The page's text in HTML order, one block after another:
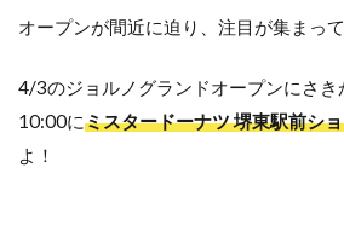
オープンが間近に迫り、注目が集まっ
4/3のジョルノグランドオープンにさ
10:00にミスタードーナツ 堺東駅前シ
よ！